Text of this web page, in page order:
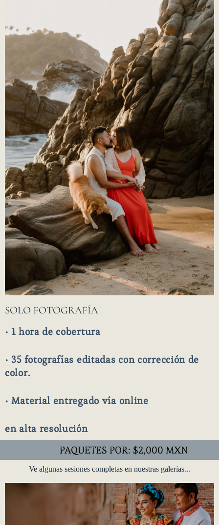
SOLO FOTOGRAFÍA
• 1 hora de cobertura
• 35 fotografías editadas con corrección de
color.
• Material entregado vía online
en alta resolución
PAQUETES POR: $2,000 MXN
Ve algunas sesiones completas en nuestras galerías...